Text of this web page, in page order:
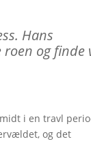
Hans
og finde
i en travl
og det